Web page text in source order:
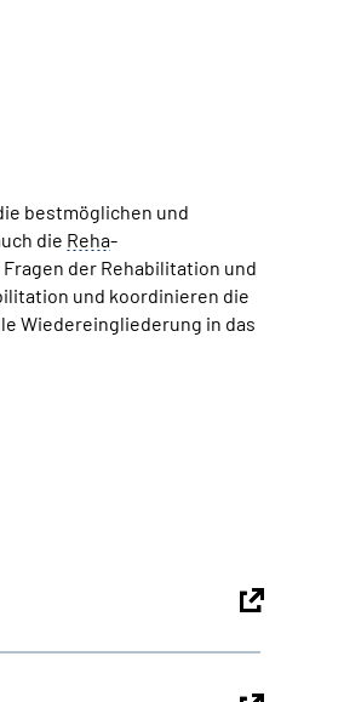
bestmöglichen und
die Reha-
der Rehabilitation und
und koordinieren die
Wiedereingliederung in das